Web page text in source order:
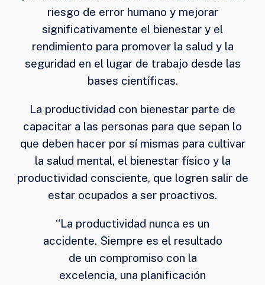
riesgo de error humano y mejorar
significativamente el bienestar y el
rendimiento para promover la salud y la
seguridad en el lugar de trabajo desde las
bases científicas.
La productividad con bienestar parte de
capacitar a las personas para que sepan lo
que deben hacer por sí mismas para cultivar
la salud mental, el bienestar físico y la
productividad consciente, que logren salir de
estar ocupados a ser proactivos.
“La productividad nunca es un
accidente. Siempre es el resultado
de un compromiso con la
excelencia, una planificación